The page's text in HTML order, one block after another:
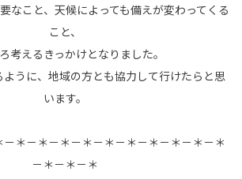
なこと、天候によっても備えが変わってくる
こと、
考えるきっかけとなりました。
うに、地域の方とも協力して行けたらと思
います。
＊－＊－＊－＊－＊－＊－＊－＊－＊－＊
－＊－＊－＊